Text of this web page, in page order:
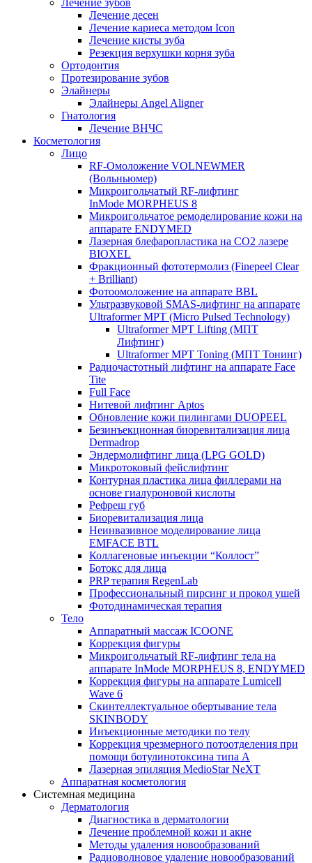
Лечение зубов
Лечение десен
Лечение кариеса методом Icon
Лечение кисты зуба
Резекция верхушки корня зуба
Ортодонтия
Протезирование зубов
Элайнеры
Элайнеры Angel Aligner
Гнатология
Лечение ВНЧС
Косметология
Лицо
RF-Омоложение VOLNEWMER
(Вольньюмер)
Микроигольчатый RF-лифтинг
InMode MORPHEUS 8
Микроигольчатое ремоделирование кожи на
аппарате ENDYMED
Лазерная блефаропластика на CO2 лазере
BIOXEL
Фракционный фототермолиз (Finepeel Clear
+ Brilliant)
Фотоомоложение на аппарате BBL
Ультразвуковой SMAS-лифтинг на аппарате
Ultraformer MPT (Micro Pulsed Technology)
Ultraformer MPT Lifting (МПТ
Лифтинг)
Ultraformer MPT Toning (МПТ Тонинг)
Радиочастотный лифтинг на аппарате Face
Tite
Full Face
Нитевой лифтинг Aptos
Обновление кожи пилингами DUOPEEL
Безинъекционная биоревитализация лица
Dermadrop
Эндермолифтинг лица (LPG GOLD)
Микротоковый фейслифтинг
Контурная пластика лица филлерами на
основе гиалуроновой кислоты
Рефреш губ
Биоревитализация лица
Неинвазивное моделирование лица
EMFACE BTL
Коллагеновые инъекции “Коллост”
Ботокс для лица
PRP терапия RegenLab
Профессиональный пирсинг и прокол ушей
Фотодинамическая терапия
Тело
Аппаратный массаж ICOONE
Коррекция фигуры
Микроигольчатый RF-лифтинг тела на
аппарате InMode MORPHEUS 8, ENDYMED
Коррекция фигуры на аппарате Lumicell
Wave 6
Скинтеллектуальное обертывание тела
SKINBODY
Инъекционные методики по телу
Коррекция чрезмерного потоотделения при
помощи ботулинотоксина типа А
Лазерная эпиляция MedioStar NeXT
Аппаратная косметология
Системная медицина
Дерматология
Диагностика в дерматологии
Лечение проблемной кожи и акне
Методы удаления новообразований
Радиоволновое удаление новообразований